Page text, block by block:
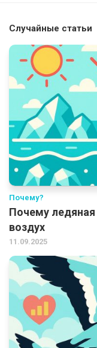
Случайные статьи
Почему?
Почему
воздух
11.09.2025